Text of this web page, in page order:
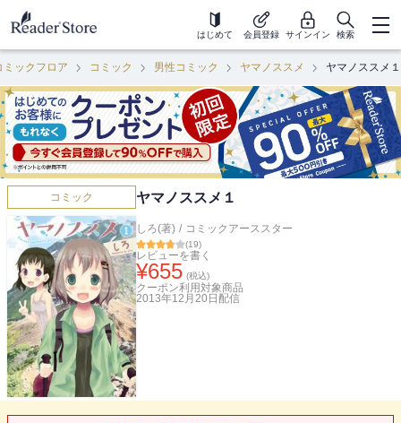
はじめて 会員登録 サインイン 検索
ミックフロア コミック 男性コミック ヤマノススメ ヤマノススメ１
コミック ヤマノススメ１
しろ(著) / コミックアーススター
(19)
レビューを書く
¥655 (税込)
クーポン利用対象商品
2013年12月20日 配信